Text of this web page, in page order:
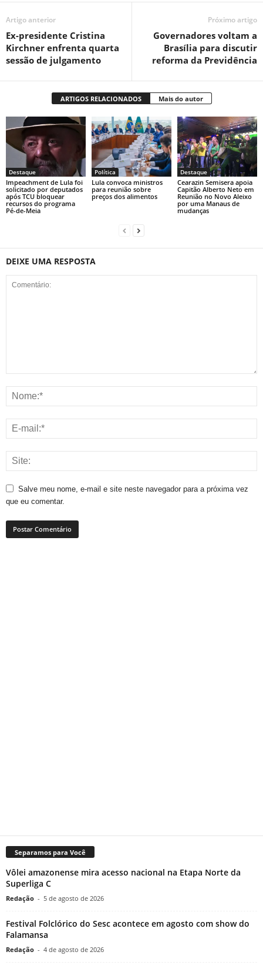
Artigo anterior
Ex-presidente Cristina
Kirchner enfrenta quarta
sessão de julgamento
Próximo artigo
Governadores voltam a
Brasília para discutir
reforma da Previdência
ARTIGOS RELACIONADOS Mais do autor
Destaque
Impeachment de Lula foi
solicitado por deputados
após TCU bloquear
recursos do programa
Pé-de-Meia
Política
Lula convoca ministros
para reunião sobre
preços dos alimentos
Destaque
Cearazin Semisera apoia
Capitão Alberto Neto em
Reunião no Novo Aleixo
por uma Manaus de
mudanças
DEIXE UMA RESPOSTA
Salve meu nome, e-mail e site neste navegador para a próxima vez
que eu comentar.
Separamos para Você
Vôlei amazonense mira acesso nacional na Etapa Norte da
Superliga C
Redação - 5 de agosto de 2026
Festival Folclórico do Sesc acontece em agosto com show do
Falamansa
Redação - 4 de agosto de 2026